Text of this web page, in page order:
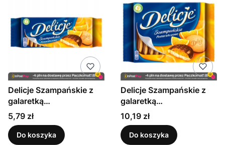
Delicje Szampańskie z
galaretką
pomarańczową 147 g
Cena
5,79 zł
Do koszyka
Delicje Szampańskie z
galaretką
pomarańczową 294 g
Cena
10,19 zł
Do koszyka